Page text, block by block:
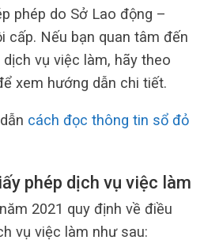
phép do Sở Lao động –
cấp. Nếu bạn quan tâm đến
vụ việc làm, hãy theo
xem hướng dẫn chi tiết.
cách đọc thông tin sổ đỏ
phép dịch vụ việc làm
2021 quy định về điều
vụ việc làm như sau: